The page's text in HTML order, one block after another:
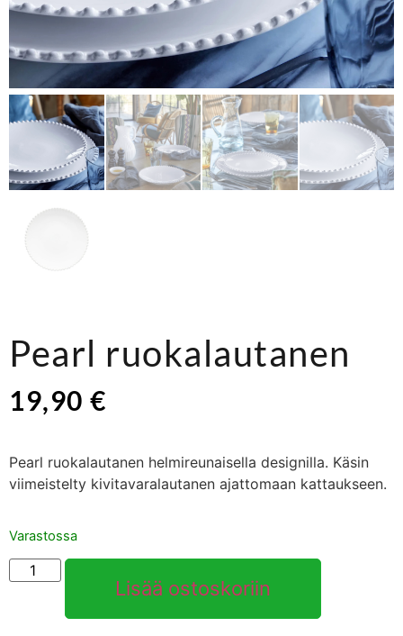
Pearl ruokalautanen
19,90 €
Pearl ruokalautanen helmireunaisella designilla. Käsin
viimeistelty kivitavaralautanen ajattomaan kattaukseen.
Varastossa
Lisää ostoskoriin